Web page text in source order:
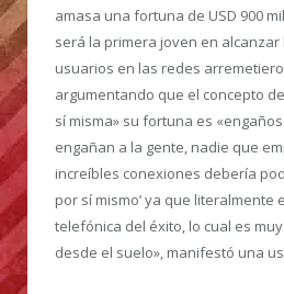
amasa una fortuna de USD 900
será la primera joven en alcanzar
usuarios en las redes
argumentando que el concepto
sí misma» su fortuna es
engañan a la gente, nadie que
increíbles conexiones debería
por sí mismo’ ya que literalmente
telefónica del éxito, lo cual es
desde el suelo», manifestó una